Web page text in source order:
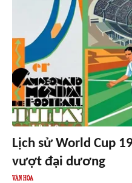
Lịch sử World Cup
vượt đại dương